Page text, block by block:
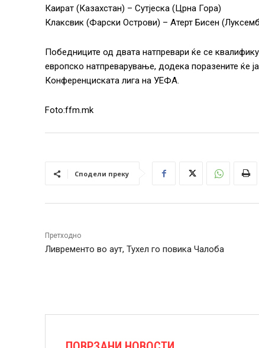
Каират (Казахстан) – Сутјеска (Црна Гора)
Клаксвик (Фарски Острови) – Атерт Бисен
Победниците од двата натпревари ќе се
европско натпреварување, додека поразените ќе
Конференциската лига на УЕФА.
Foto:ffm.mk
Сподели преку
Претходно
Ливременто во аут, Тухел го повика Чалоба